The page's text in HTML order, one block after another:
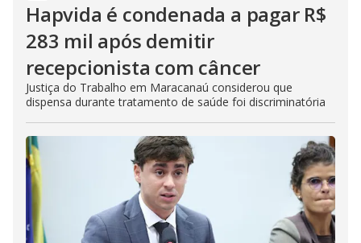
Hapvida é condenada a pagar R$
283 mil após demitir
recepcionista com câncer
Justiça do Trabalho em Maracanaú considerou que
dispensa durante tratamento de saúde foi discriminatória